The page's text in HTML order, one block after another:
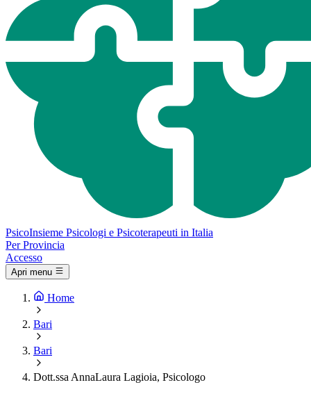
PsicoInsieme Psicologi e Psicoterapeuti in Italia
Per Provincia
Accesso
Apri menu
Home
Bari
Bari
Dott.ssa AnnaLaura Lagioia, Psicologo